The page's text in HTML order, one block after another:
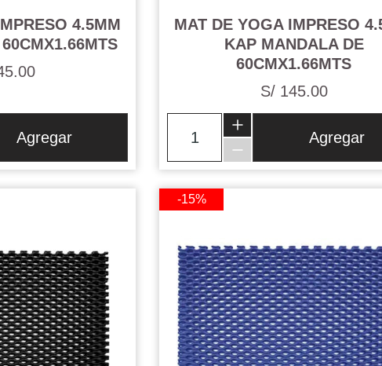
4.5MM
Agregar
MAT DE YOGA IMPRESO
KAP MANDALA DE
60CMX1.66MTS
S/ 145.00
Agregar
-15%